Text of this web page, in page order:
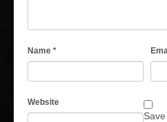
Name *
Website